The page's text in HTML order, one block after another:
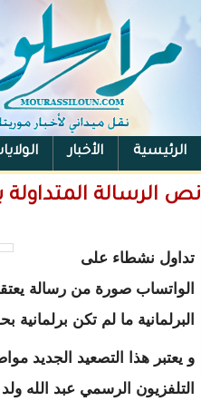
الرئيسية الأخبار
الفيس بوك
نص الرسالة المتداولة
تداول نشطاء على
الواتساب صورة من رسالة
البرلمانية ما لم تكن برلمانية
و يعتبر هذا التصعيد الجديد
التلفزيون الرسمي عبد الله